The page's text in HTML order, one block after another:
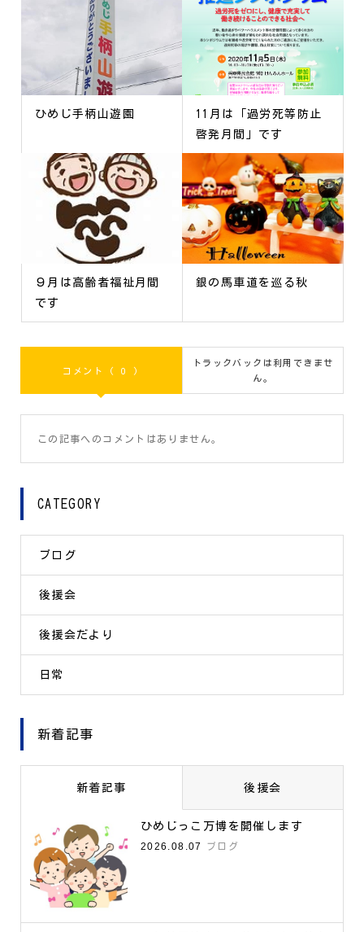
ひめじ手柄山遊園
11月は「過労死等防止
啓発月間」です
９月は高齢者福祉月間
です
銀の馬車道を巡る秋
コメント ( 0 )
トラックバックは利用できませ
ん。
この記事へのコメントはありません。
CATEGORY
ブログ
後援会
後援会だより
日常
新着記事
新着記事 後援会
ひめじっこ万博を開催します
2026.08.07
ブログ